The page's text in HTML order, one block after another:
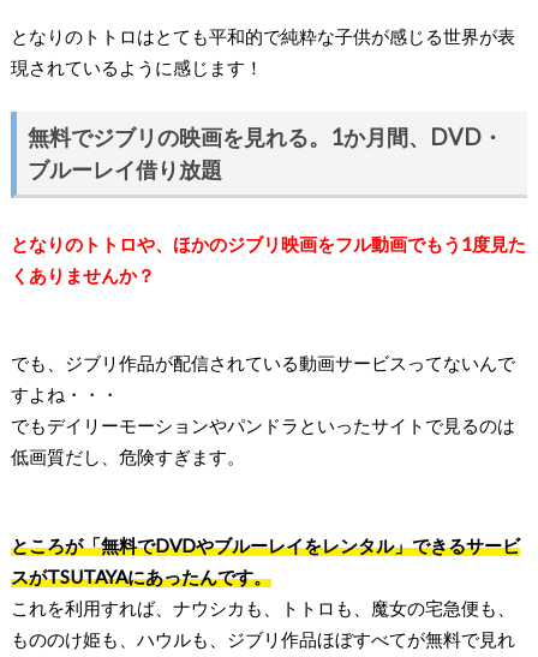
となりのトトロはとても平和的で純粋な子供が感じる世界が表
現されているように感じます！
無料でジブリの映画を見れる。1か月間、DVD・
ブルーレイ借り放題
となりのトトロや、ほかのジブリ映画をフル動画でもう1度見た
くありませんか？
でも、ジブリ作品が配信されている動画サービスってないんで
すよね・・・
でもデイリーモーションやパンドラといったサイトで見るのは
低画質だし、危険すぎます。
ところが「無料でDVDやブルーレイをレンタル」できるサービ
スがTSUTAYAにあったんです。
これを利用すれば、ナウシカも、トトロも、魔女の宅急便も、
もののけ姫も、ハウルも、ジブリ作品ほぼすべてが無料で見れ